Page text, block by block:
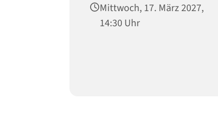
Mittwoch, 17. März 2027,
14:30 Uhr